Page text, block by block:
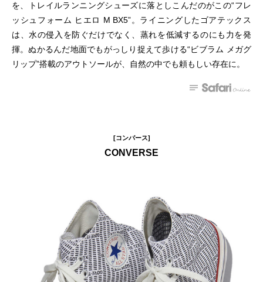
を、トレイルランニングシューズに落としこんだのがこの“フレ
ッシュフォーム ヒエロ M BX5”。ライニングしたゴアテックス
は、水の侵入を防ぐだけでなく、蒸れを低減するのにも力を発
揮。ぬかるんだ地面でもがっしり捉えて歩ける“ビブラム メガグ
リップ”搭載のアウトソールが、自然の中でも頼もしい存在に。
[コンバース]
CONVERSE